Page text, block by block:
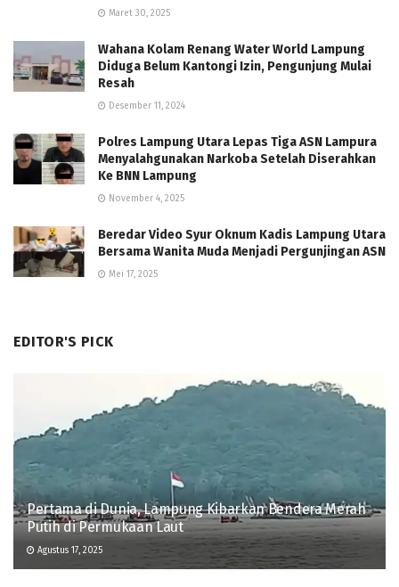
Maret 30, 2025
Wahana Kolam Renang Water World Lampung
Diduga Belum Kantongi Izin, Pengunjung Mulai
Resah
Desember 11, 2024
Polres Lampung Utara Lepas Tiga ASN Lampura
Menyalahgunakan Narkoba Setelah Diserahkan
Ke BNN Lampung
November 4, 2025
Beredar Video Syur Oknum Kadis Lampung Utara
Bersama Wanita Muda Menjadi Pergunjingan ASN
Mei 17, 2025
EDITOR'S PICK
Pertama di Dunia, Lampung Kibarkan Bendera Merah
Putih di Permukaan Laut
Agustus 17, 2025